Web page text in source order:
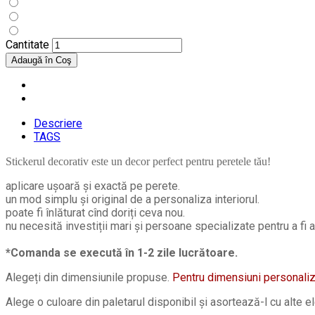
Cantitate
Descriere
TAGS
Stickerul decorativ este un decor perfect pentru peretele tău!
aplicare ușoară și exactă pe perete.
un mod simplu și original de a personaliza interiorul.
poate fi înlăturat cînd doriți ceva nou.
nu necesită investiții mari și persoane specializate pentru a fi
*Comanda se execută în 1-2 zile lucrătoare.
Alegeți din dimensiunile propuse. Pentru dimensiuni
Alege o culoare din paletarul disponibil și asortează-l cu alte